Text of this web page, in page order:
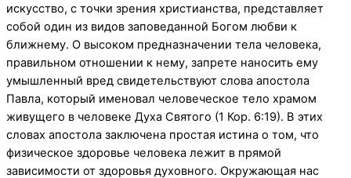
искусство, с точки зрения христианства, представляет
собой один из видов заповеданной Богом любви к
ближнему. О высоком предназначении тела человека,
правильном отношении к нему, запрете наносить ему
умышленный вред свидетельствуют слова апостола
Павла, который именовал человеческое тело храмом
живущего в человеке Духа Святого (1 Кор. 6:19). В этих
словах апостола заключена простая истина о том, что
физическое здоровье человека лежит в прямой
зависимости от здоровья духовного. Окружающая нас